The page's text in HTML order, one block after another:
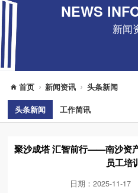
NEWS
新闻
首页 新闻资讯 头条新闻
头条新闻 工作简讯
聚沙成塔 汇智前行——南沙资
员工培
日期：2025-11-17